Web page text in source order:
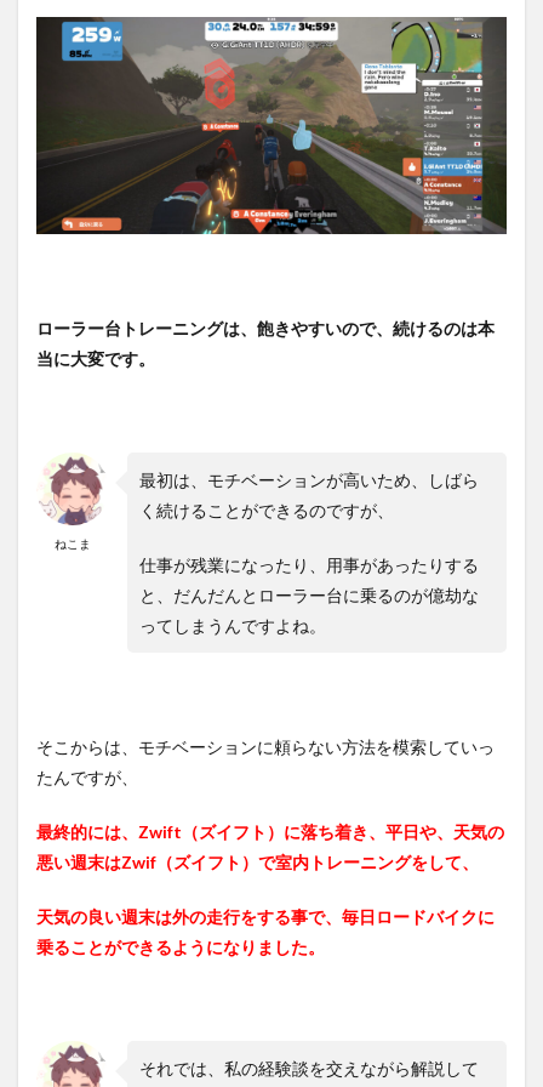
ローラー台トレーニングは、飽きやすいので、続けるのは本
当に大変です。
ねこま
最初は、モチベーションが高いため、しばら
く続けることができるのですが、
仕事が残業になったり、用事があったりする
と、だんだんとローラー台に乗るのが億劫な
ってしまうんですよね。
そこからは、モチベーションに頼らない方法を模索していっ
たんですが、
最終的には、Zwift（ズイフト）に落ち着き、平日や、天気の
悪い週末はZwif（ズイフト）で室内トレーニングをして、
天気の良い週末は外の走行をする事で、毎日ロードバイクに
乗ることができるようになりました。
それでは、私の経験談を交えながら解説して